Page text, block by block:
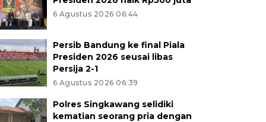
6 Agustus 2026 06:44
Persib Bandung ke final Piala
Presiden 2026 seusai libas
Persija 2-1
6 Agustus 2026 06:39
Polres Singkawang selidiki
kematian seorang pria dengan